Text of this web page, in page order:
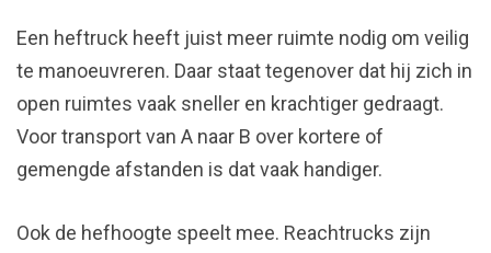
Een heftruck heeft juist meer ruimte nodig om veilig
te manoeuvreren. Daar staat tegenover dat hij zich in
open ruimtes vaak sneller en krachtiger gedraagt.
Voor transport van A naar B over kortere of
gemengde afstanden is dat vaak handiger.
Ook de hefhoogte speelt mee. Reachtrucks zijn